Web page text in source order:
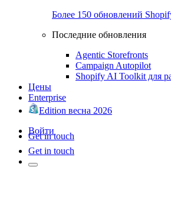
Более 150 обновлений
Последние обновления
Agentic Storefronts
Campaign Autopilot
Shopify AI Toolkit для
Цены
Enterprise
Edition весна 2026
Войти
Get in touch
Get in touch